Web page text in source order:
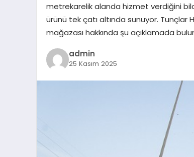
metrekarelik alanda hizmet verdiğini
ürünü tek çatı altında sunuyor. Tunçlar
mağazası hakkında şu açıklamada
admin
25 Kasım 2025